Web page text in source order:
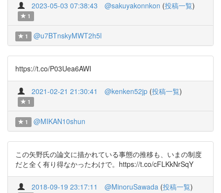
2023-05-03 07:38:43 @sakuyakonnkon (投稿一覧)
1
1 @u7BTnskyMWT2h5l
https://t.co/P03Uea6AWI
2021-02-21 21:30:41 @kenken52jp (投稿一覧)
1
1 @MIKAN10shun
この矢野氏の論文に描かれている事態の推移も、いまの制度
だと全く有り得なかったわけで。https://t.co/cFLKkNrSqY
2018-09-19 23:17:11 @MinoruSawada (投稿一覧)